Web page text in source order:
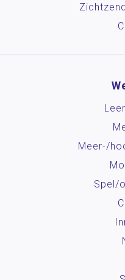
Meer-/
Spel/